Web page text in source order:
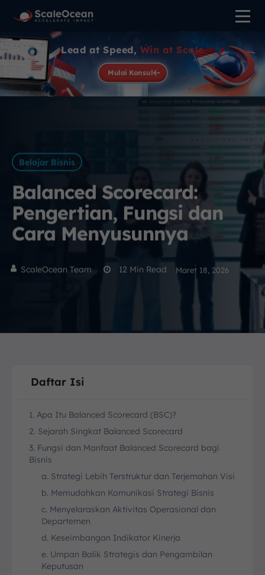
Lead at Speed, Win at Scale
Mulai Konsul
Belajar Bisnis
Balanced Scorecard:
Pengertian, Fungsi dan
Cara Menyusunnya
ScaleOcean Team 12 Min Read Maret 18, 2026
Daftar Isi
1. Apa Itu Balanced Scorecard (BSC)?
2. Sejarah Singkat Balanced Scorecard
3. Fungsi dan Manfaat Balanced Scorecard bagi
Bisnis
a. Strategi Lebih Terstruktur dan Terjemahan Visi
b. Memudahkan Komunikasi Strategi Bisnis
c. Menyelaraskan Aktivitas Operasional dan
Departemen
d. Keseimbangan Indikator Kinerja
e. Umpan Balik Strategis dan Pengambilan
Keputusan